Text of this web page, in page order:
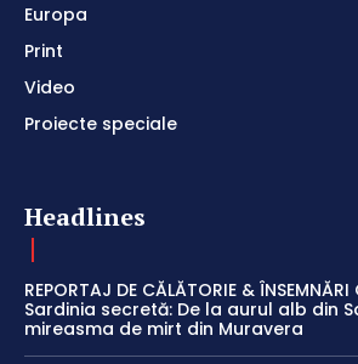
Europa
Print
Video
Proiecte speciale
Headlines
REPORTAJ DE CĂLĂTORIE &
Sardinia secretă: De la aurul alb din
mireasma de mirt din Muravera